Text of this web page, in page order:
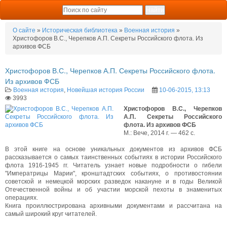
О сайте » Историческая библиотека » Военная история »
Христофоров В.С., Черепков А.П. Секреты Российского флота. Из
архивов ФСБ
Христофоров В.С., Черепков А.П. Секреты Российского флота.
Из архивов ФСБ
Военная история Новейшая история России
10-06-2015, 13:13
3993
Христофоров В.С., Черепков
А.П. Секреты Российского
флота. Из архивов ФСБ
М.: Вече, 2014 г. — 462 с.
В этой книге на основе уникальных документов из архивов ФСБ
рассказывается о самых таинственных событиях в истории Российского
флота 1916-1945 гг. Читатель узнает новые подробности о гибели
"Императрицы Марии", кронштадтских событиях, о противостоянии
советской и немецкой морских разведок накануне и в годы Великой
Отечественной войны и об участии морской пехоты в знаменитых
операциях.
Книга проиллюстрирована архивными документами и рассчитана на
самый широкий круг читателей.